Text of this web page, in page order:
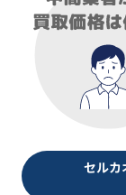
セルカ